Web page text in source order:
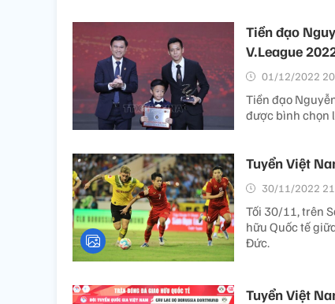
Tiền đạo
V.League
01/12/2022
Tiền đạo
được bình chọn
Tuyển Việt
30/11/2022
Tối 30/11, trên
hữu Quốc tế
Đức.
Tuyển Việt